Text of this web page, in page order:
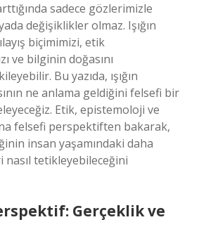
sadece gözlerimizle
değişiklikler olmaz. Işığın
biçimimizi, etik
ve bilginin doğasını
Bu yazıda, ışığın
ne anlama geldiğini felsefi bir
Etik, epistemoloji ve
felsefi perspektiften bakarak,
insan yaşamındaki daha
nasıl tetikleyebileceğini
Gerçeklik ve